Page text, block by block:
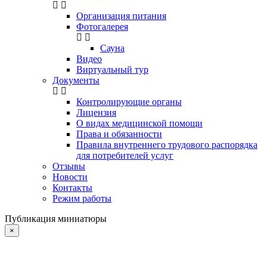
Организация питания
Фотогалерея
Сауна
Видео
Виртуальный тур
Документы
Контролирующие органы
Лицензия
О видах медицинской помощи
Права и обязанности
Правила внутреннего трудового распорядка
для потребителей услуг
Отзывы
Новости
Контакты
Режим работы
Публикация миниатюры
×